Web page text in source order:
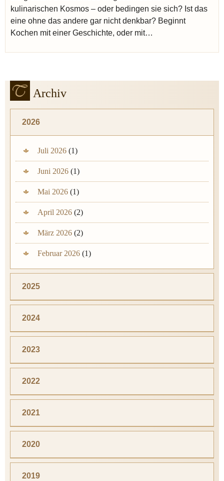
kulinarischen Kosmos – oder bedingen sie sich? Ist das
eine ohne das andere gar nicht denkbar? Beginnt
Kochen mit einer Geschichte, oder mit…
Archiv
2026
Juli 2026 (1)
Juni 2026 (1)
Mai 2026 (1)
April 2026 (2)
März 2026 (2)
Februar 2026 (1)
2025
2024
2023
2022
2021
2020
2019